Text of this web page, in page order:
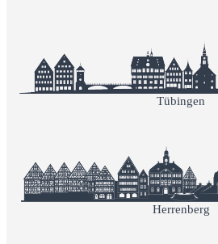
Tübingen
Herrenberg